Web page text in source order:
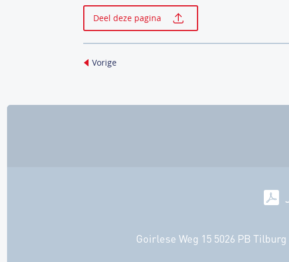
Deel deze pagina
Vorige
Goirlese Weg 15 5026 PB Tilburg